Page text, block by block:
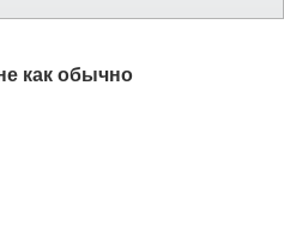
как обычно